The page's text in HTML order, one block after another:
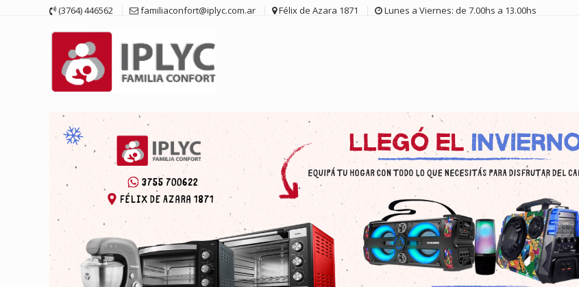
(3764) 446562 familiaconfort@iplyc.com.ar Félix de Azara 1871 Lunes a Viernes: de 7.00hs a 13.00hs